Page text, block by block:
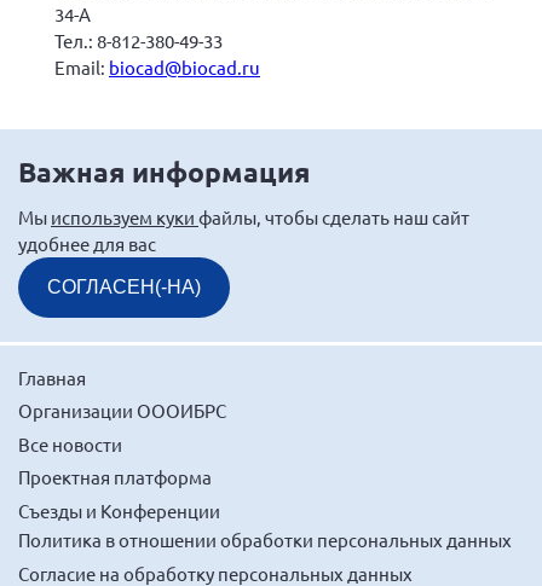
34-А
Тел.: 8-812-380-49-33
Email: biocad@biocad.ru
Важная информация
Мы используем куки файлы, чтобы сделать наш сайт
удобнее для вас
СОГЛАСЕН(-НА)
Главная
Организации ОООИБРС
Все новости
Проектная платформа
Съезды и Конференции
Политика в отношении обработки персональных данных
Согласие на обработку персональных данных